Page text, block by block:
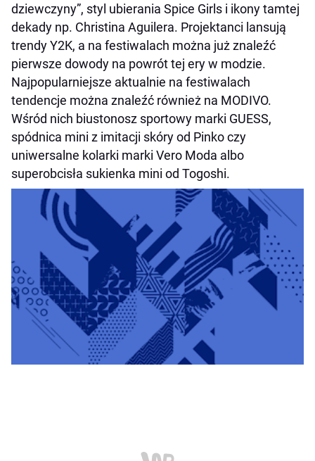
dziewczyny”, styl ubierania Spice Girls i ikony tamtej
dekady np. Christina Aguilera. Projektanci lansują
trendy Y2K, a na festiwalach można już znaleźć
pierwsze dowody na powrót tej ery w modzie.
Najpopularniejsze aktualnie na festiwalach
tendencje można znaleźć również na MODIVO.
Wśród nich biustonosz sportowy marki GUESS,
spódnica mini z imitacji skóry od Pinko czy
uniwersalne kolarki marki Vero Moda albo
superobcisła sukienka mini od Togoshi.